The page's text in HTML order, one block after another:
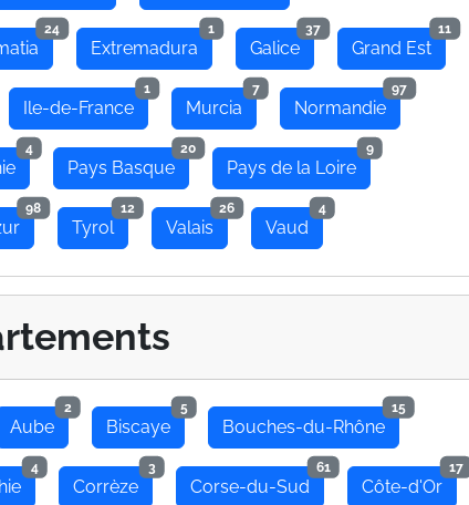
24
Extremadura
1
Galice
37
Grand Est
11
Ile-de-France
1
Murcia
7
Normandie
97
4
Pays Basque
20
Pays de la Loire
9
98
Tyrol
12
Valais
26
Vaud
4
Aube
2
Biscaye
5
Bouches-du-Rhône
15
4
Corrèze
3
Corse-du-Sud
61
Côte-d'Or
17